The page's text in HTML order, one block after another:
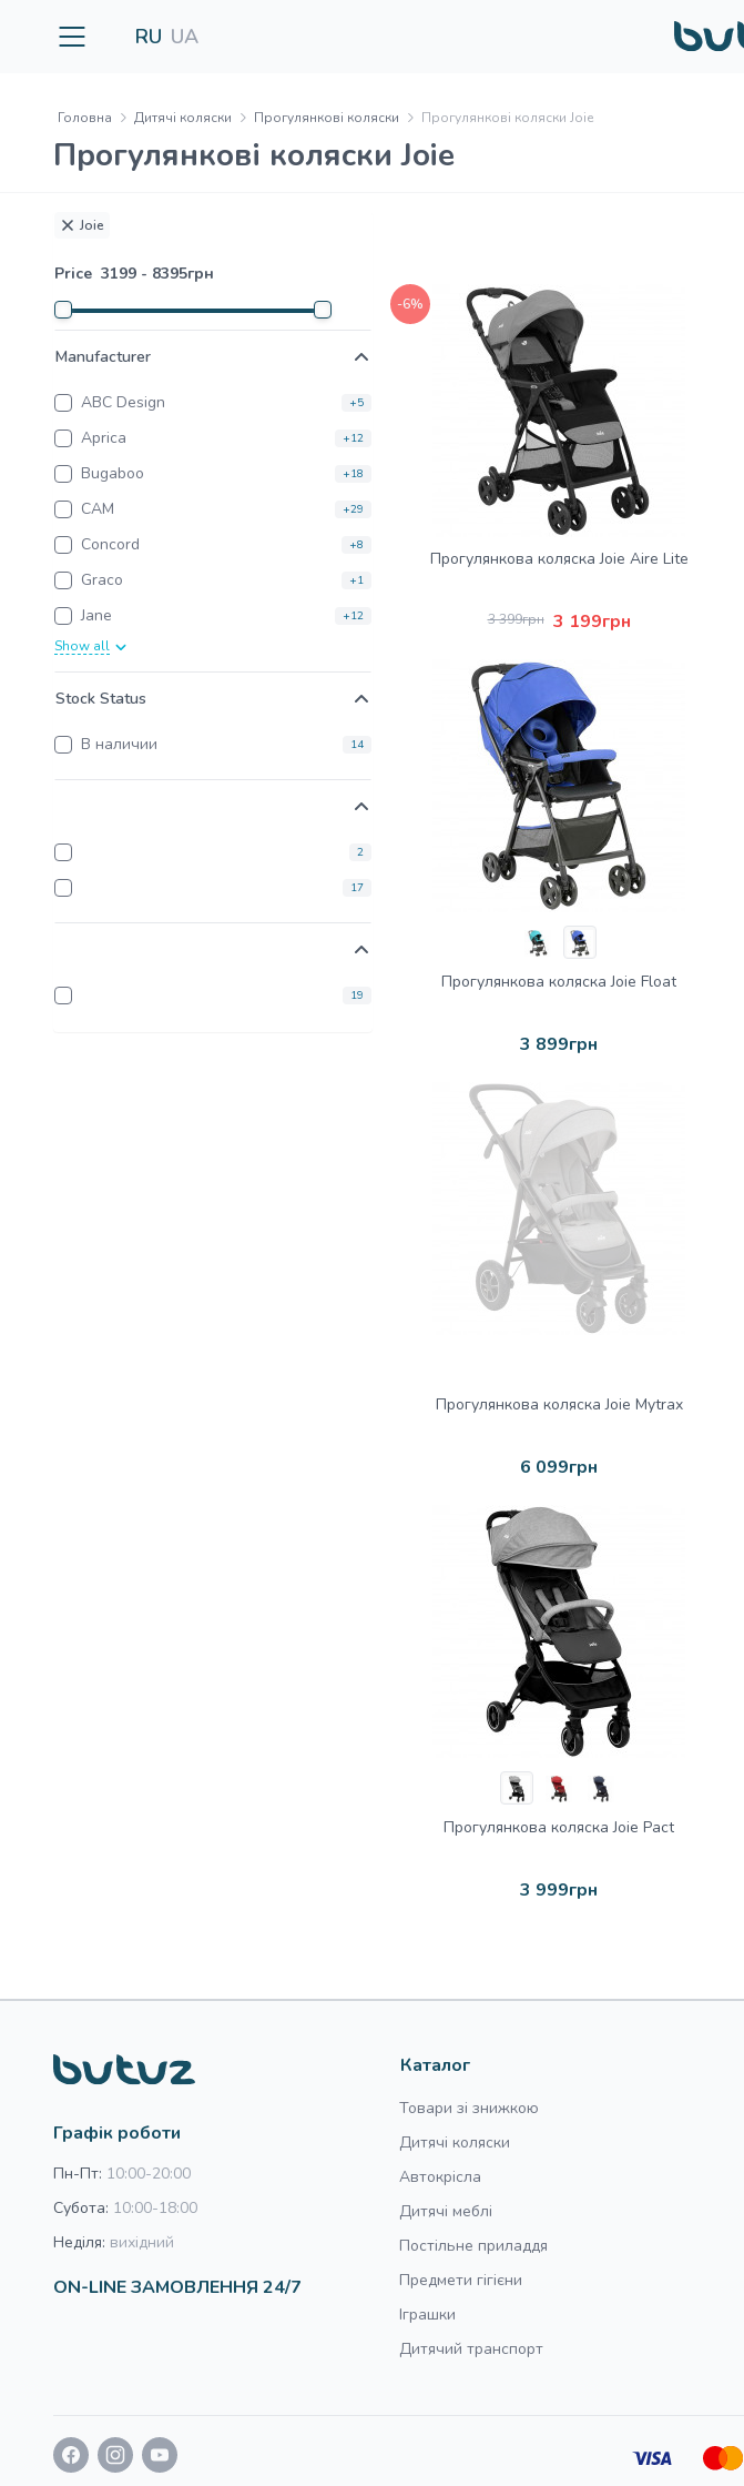
RU UA
Головна Дитячі коляски Прогулянкові коляски Прогулянкові коляски Joie
Прогулянкові коляски Joie
Joie
Price 3199 - 8395грн
Manufacturer
ABC Design +5
Aprica +12
Bugaboo +18
CAM +29
Concord +8
Graco +1
Jane +12
Show all
Stock Status
В наличии 14
2
17
19
-6%
Прогулянкова коляска Joie Aire Lite
3 399грн 3 199грн
Прогулянкова коляска Joie Float
3 899грн
Прогулянкова коляска Joie Mytrax
6 099грн
Прогулянкова коляска Joie Pact
3 999грн
Графік роботи
Пн-Пт: 10:00-20:00
Субота: 10:00-18:00
Неділя: вихідний
ON-LINE ЗАМОВЛЕННЯ 24/7
Каталог
Товари зі знижкою
Дитячі коляски
Автокрісла
Дитячі меблі
Постільне приладдя
Предмети гігієни
Іграшки
Дитячий транспорт